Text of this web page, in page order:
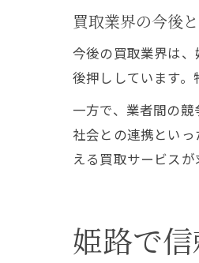
買取業界の今後
今後の買取業界は
後押ししています。
一方で、業者間の
社会との連携とい
える買取サービスが
姫路で